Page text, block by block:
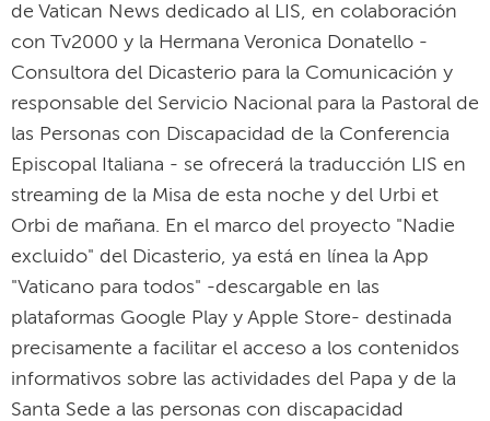
de Vatican News dedicado al LIS, en colaboración
con Tv2000 y la Hermana Veronica Donatello -
Consultora del Dicasterio para la Comunicación y
responsable del Servicio Nacional para la Pastoral de
las Personas con Discapacidad de la Conferencia
Episcopal Italiana - se ofrecerá la traducción LIS en
streaming de la Misa de esta noche y del Urbi et
Orbi de mañana. En el marco del proyecto "Nadie
excluido" del Dicasterio, ya está en línea la App
"Vaticano para todos" -descargable en las
plataformas Google Play y Apple Store- destinada
precisamente a facilitar el acceso a los contenidos
informativos sobre las actividades del Papa y de la
Santa Sede a las personas con discapacidad